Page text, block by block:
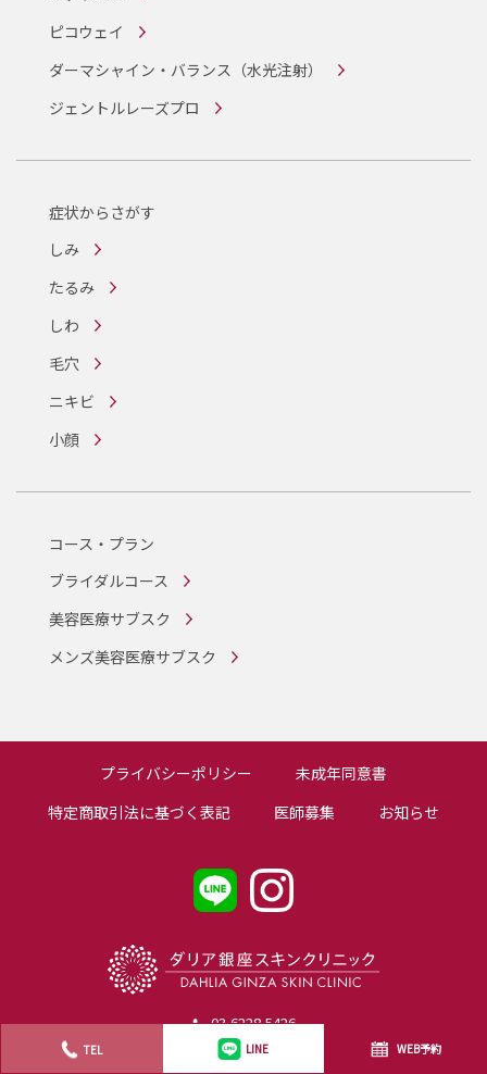
ピコウェイ
ダーマシャイン・バランス （水光注射）
ジェントルレーズプロ
症状からさがす
しみ
たるみ
しわ
毛穴
ニキビ
小顔
コース・プラン
ブライダルコース
美容医療サブスク
メンズ美容医療サブスク
プライバシーポリシー
未成年同意書
特定商取引法に基づく表記
医師募集 お知らせ
03-6228-5426
診療時間
TEL LINE WEB予約